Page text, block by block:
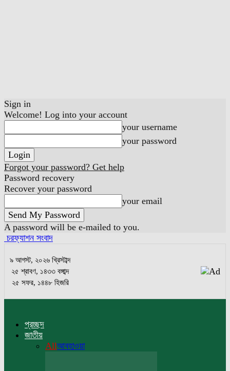
Sign in
Welcome! Log into your account
your username
your password
Forgot your password? Get help
Password recovery
Recover your password
your email
A password will be e-mailed to you.
চরফ্যাশন সংবাদ
৯ আগস্ট, ২০২৬ খ্রিস্টাব্দ
২৫ শ্রাবণ, ১৪৩৩ বঙ্গাব্দ
২৫ সফর, ১৪৪৮ হিজরি
প্রচ্ছদ
জাতীয়
Allআবহাওয়া